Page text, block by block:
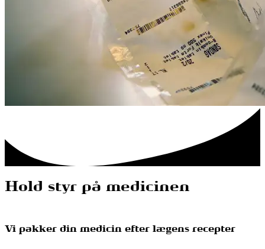
Hold styr på medicinen
Vi pakker din medicin efter lægens recepter